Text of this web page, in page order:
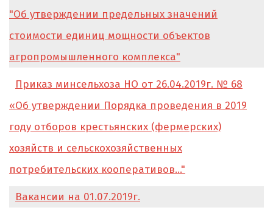
"Об утверждении предельных значений
стоимости единиц мощности объектов
агропромышленного комплекса"
Приказ минсельхоза НО от 26.04.2019г. № 68
«Об утверждении Порядка проведения в 2019
году отборов крестьянских (фермерских)
хозяйств и сельскохозяйственных
потребительских кооперативов..."
Вакансии на 01.07.2019г.